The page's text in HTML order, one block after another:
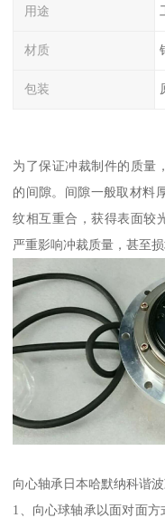
用途
材质
包装
为了保证冲裁制件的质量
的间隙。间隙一般取材料
纹相互重合，获得表面较
严重影响冲裁质量，甚至损
向心轴承日本哈默纳科谐
1、向心球轴承以面对面